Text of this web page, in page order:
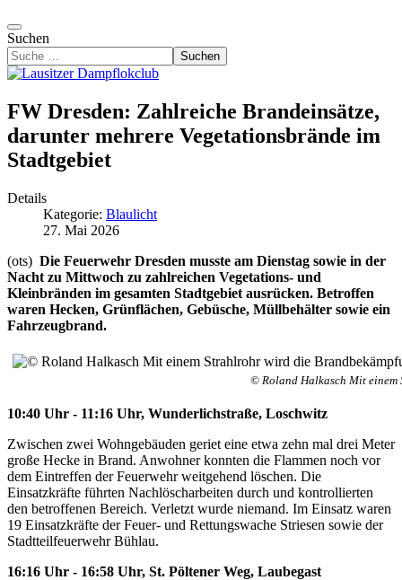
Suchen
Suchen
FW Dresden: Zahlreiche Brandeinsätze,
darunter mehrere Vegetationsbrände im
Stadtgebiet
Details
Kategorie: Blaulicht
27. Mai 2026
(ots) Die Feuerwehr Dresden musste am Dienstag sowie in der
Nacht zu Mittwoch zu zahlreichen Vegetations- und
Kleinbränden im gesamten Stadtgebiet ausrücken. Betroffen
waren Hecken, Grünflächen, Gebüsche, Müllbehälter sowie ein
Fahrzeugbrand.
© Roland Halkasch Mit einem
10:40 Uhr - 11:16 Uhr, Wunderlichstraße, Loschwitz
Zwischen zwei Wohngebäuden geriet eine etwa zehn mal drei Meter
große Hecke in Brand. Anwohner konnten die Flammen noch vor
dem Eintreffen der Feuerwehr weitgehend löschen. Die
Einsatzkräfte führten Nachlöscharbeiten durch und kontrollierten
den betroffenen Bereich. Verletzt wurde niemand. Im Einsatz waren
19 Einsatzkräfte der Feuer- und Rettungswache Striesen sowie der
Stadtteilfeuerwehr Bühlau.
16:16 Uhr - 16:58 Uhr, St. Pöltener Weg, Laubegast